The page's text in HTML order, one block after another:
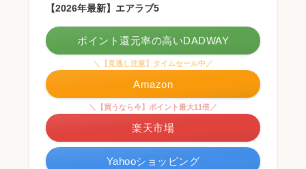
【2026年最新】エアラブ5
＼【見逃し注意】タイムセール中／
Amazon
＼【買うなら今】ポイント最大11倍／
楽天市場
Yahooショッピング
ポイント還元率の高いDADWAY